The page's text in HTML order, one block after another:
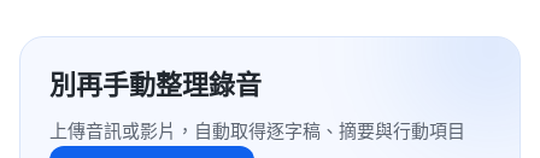
別再手動整理錄音
上傳音訊或影片，自動取得逐字稿、摘要與行動項目